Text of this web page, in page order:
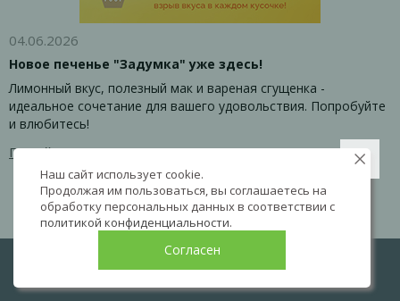
04.06.2026
Новое печенье "Задумка" уже здесь!
Лимонный вкус, полезный мак и вареная сгущенка -
идеальное сочетание для вашего удовольствия. Попробуйте
и влюбитесь!
Перейти к товару
Наш сайт использует cookie.
Продолжая им пользоваться, вы соглашаетесь на
обработку персональных данных в соответствии с
политикой конфиденциальности.
Согласен